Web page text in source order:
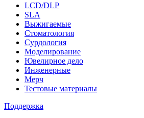
LCD/DLP
SLA
Выжигаемые
Стоматология
Сурдология
Моделирование
Ювелирное дело
Инженерные
Мерч
Тестовые материалы
Поддержка